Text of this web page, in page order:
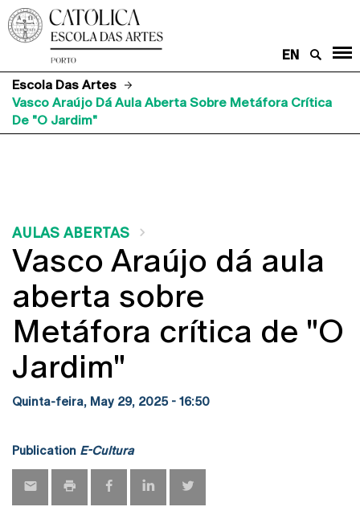
EN
Escola Das Artes
Vasco Araújo Dá Aula Aberta Sobre Metáfora Crítica
De "O Jardim"
AULAS ABERTAS
Vasco Araújo dá aula
aberta sobre
Metáfora crítica de "O
Jardim"
Quinta-feira, May 29, 2025 - 16:50
Publication E-Cultura